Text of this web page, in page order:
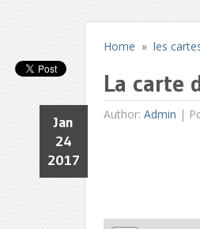
Home »les
La carte
Author:Admin |
Jan
24
2017